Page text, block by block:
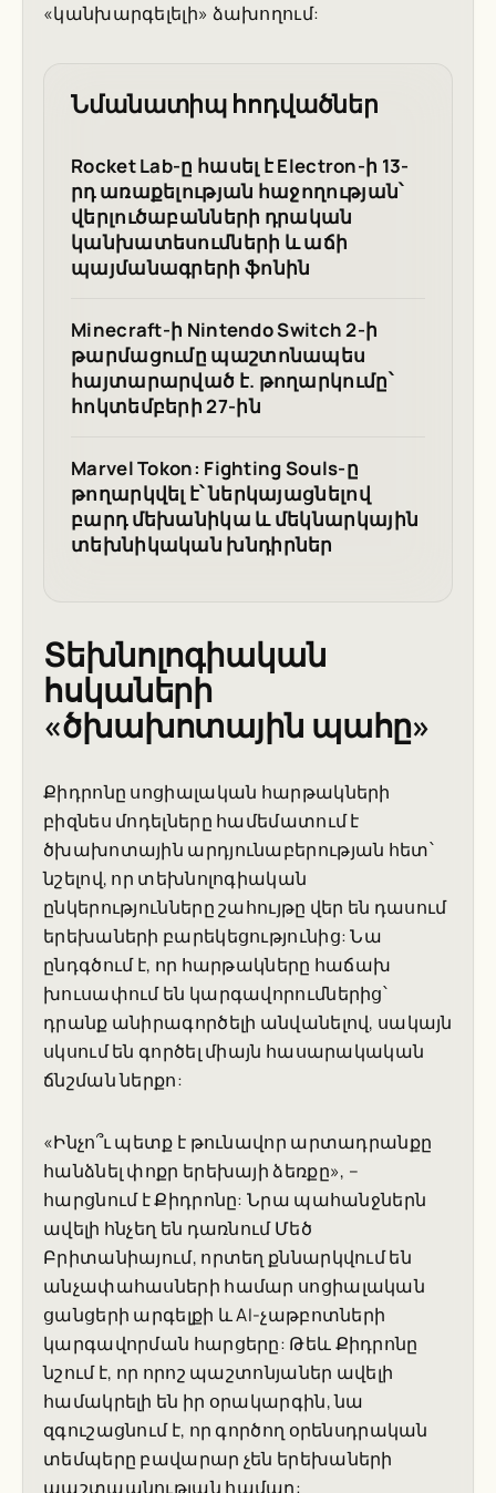
«կանխարգելելի» ձախողում:
Նմանատիպ հոդվածներ
Rocket Lab-ը հասել է Electron-ի 13-
րդ առաքելության հաջողության՝
վերլուծաբանների դրական
կանխատեսումների և աճի
պայմանագրերի ֆոնին
Minecraft-ի Nintendo Switch 2-ի
թարմացումը պաշտոնապես
հայտարարված է. թողարկումը՝
հոկտեմբերի 27-ին
Marvel Tokon: Fighting Souls-ը
թողարկվել է՝ ներկայացնելով
բարդ մեխանիկա և մեկնարկային
տեխնիկական խնդիրներ
Տեխնոլոգիական
հսկաների
«ծխախոտային պահը»
Քիդրոնը սոցիալական հարթակների
բիզնես մոդելները համեմատում է
ծխախոտային արդյունաբերության հետ՝
նշելով, որ տեխնոլոգիական
ընկերությունները շահույթը վեր են դասում
երեխաների բարեկեցությունից: Նա
ընդգծում է, որ հարթակները հաճախ
խուսափում են կարգավորումներից՝
դրանք անիրագործելի անվանելով, սակայն
սկսում են գործել միայն հասարակական
ճնշման ներքո:
«Ինչո՞ւ պետք է թունավոր արտադրանքը
հանձնել փոքր երեխայի ձեռքը», –
հարցնում է Քիդրոնը: Նրա պահանջներն
ավելի հնչեղ են դառնում Մեծ
Բրիտանիայում, որտեղ քննարկվում են
անչափահասների համար սոցիալական
ցանցերի արգելքի և AI-չաթբոտների
կարգավորման հարցերը: Թեև Քիդրոնը
նշում է, որ որոշ պաշտոնյաներ ավելի
համակրելի են իր օրակարգին, նա
զգուշացնում է, որ գործող օրենսդրական
տեմպերը բավարար չեն երեխաների
պաշտպանության համար: